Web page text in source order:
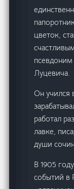
цветок,
Луцевича.
Он учился
работал
лавке,
души
В 1905
событий в